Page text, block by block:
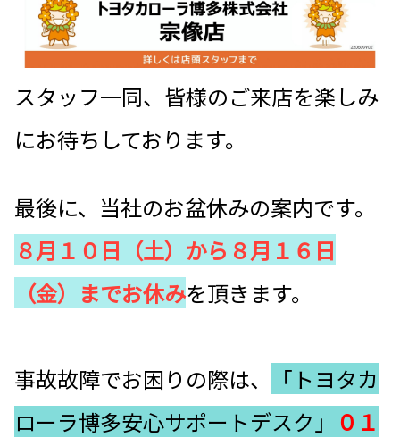
スタッフ一同、皆様のご来店を楽しみ
にお待ちしております。
最後に、当社のお盆休みの案内です。
８月１０日（土）から８月１６日
（金）までお休みを頂きます。
事故故障でお困りの際は、
「トヨタカ
ローラ博多安心サポートデスク」 ０１